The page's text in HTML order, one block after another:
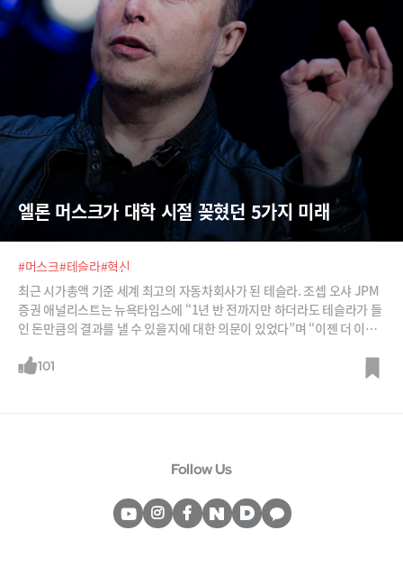
엘론 머스크가 대학 시절 꽂혔던 5가지 미래
#머스크#테슬라#혁신
최근 시가총액 기준 세계 최고의 자동차회사가 된 테슬라. 조셉 오샤 JPM
증권 애널리스트는 뉴욕타임스에 “1년 반 전까지만 하더라도 테슬라가 들
인 돈만큼의 결과를 낼 수 있을지에 대한 의문이 있었다”며 “이젠 더 이상
(49)도 더 이상 ‘몽상가’가 아니라 시대를 선도하는 ‘혁신가’로 인정받고 있
101
Follow Us